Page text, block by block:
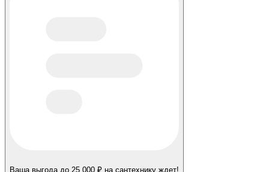
Ваша выгода до 25 000 ₽ на сантехнику ждет!